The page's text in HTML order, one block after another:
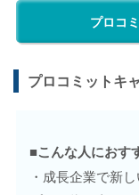
プロコ
プロコミットキ
■こんな人におす
・成長企業で新